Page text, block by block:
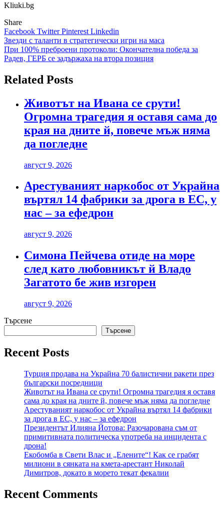
Kliuki.bg
Share
Facebook TwitterPinterest Linkedin
Навигация
Звезди с таланти в стратегически игри на маса
При 100% преброени протоколи: Окончателна победа за
Радев, ГЕРБ се задържаха на втора позиция
Related Posts
Животът на Ивана се срути!
Огромна трагедия я оставя сама до
края на дните й, повече мъж няма
да погледне
август 9, 2026
Арестуваният наркобос от Украйна
въртял 14 фабрики за дрога в ЕС, у
нас – за ефедрон
август 9, 2026
Симона Пейчева отиде на море
след като любовникът й Владо
Загатото бе жив изгорен
август 9, 2026
Търсене
Търсене
Recent Posts
Турция продава на Украйна 70 балистични ракети през
български посредници
Животът на Ивана се срути! Огромна трагедия я оставя
сама до края на дните й, повече мъж няма да погледне
Арестуваният наркобос от Украйна въртял 14 фабрики
за дрога в ЕС, у нас – за ефедрон
Президентът Илияна Йотова: Разочарована съм от
примитивната политическа употреба на инцидента с
дрона!
Екобомба в Свети Влас и „Елените“! Как се грабят
милиони в сянката на кмета-арестант Николай
Димитров, докато в морето текат фекалии
Recent Comments